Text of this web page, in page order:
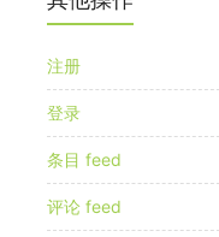
注册
登录
条目 feed
评论 feed